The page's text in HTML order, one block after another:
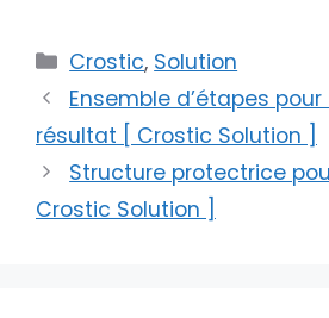
Catégories
Crostic, Solution
Ensemble d’étapes
résultat [ Crostic Solution ]
Structure protectrice
Crostic Solution ]